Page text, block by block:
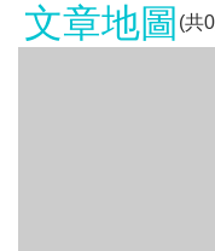
文章地圖 (共0